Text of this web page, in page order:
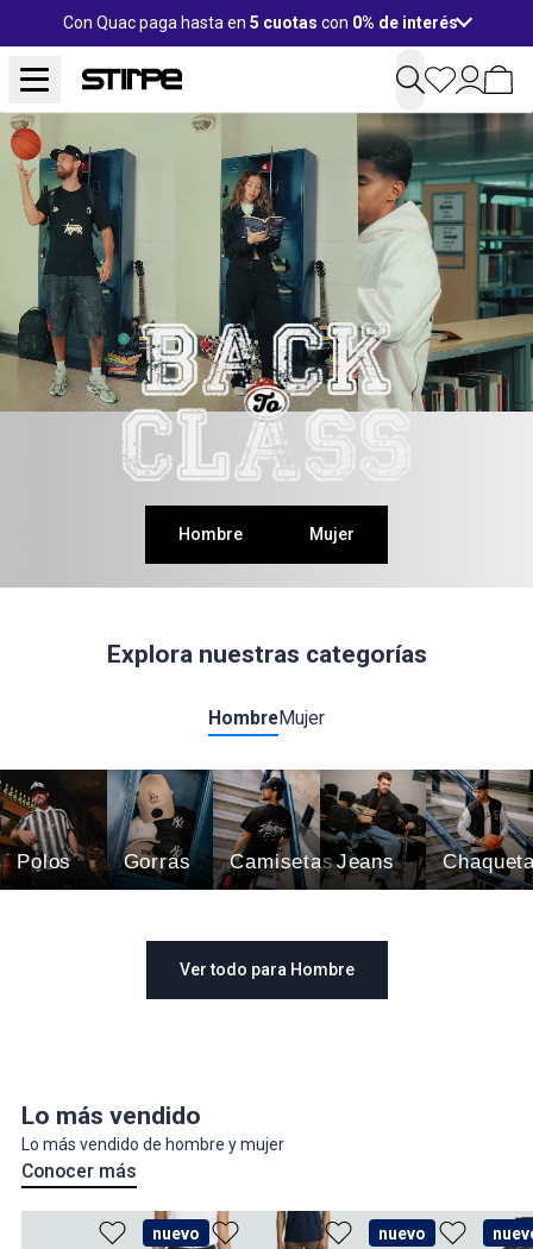
Con Quac paga hasta en 5 cuotas con 0% de interés
Hombre Mujer
Explora nuestras categorías
HombreMujer
Polos Gorras CamisetasJeans
Ver todo para Hombre
Lo más vendido
Lo más vendido de hombre y mujer
Conocer más
nuevo nuevo